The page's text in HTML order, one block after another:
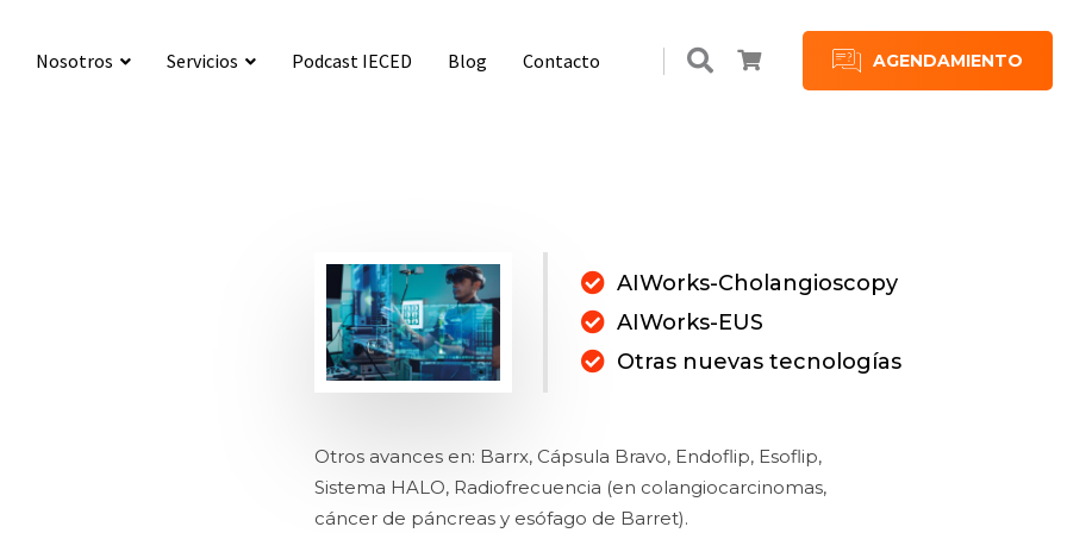
Nosotros Servicios Podcast IECED Blog Contacto AGENDAMIENTO
AIWorks-Cholangioscopy
AIWorks-EUS
Otras nuevas tecnologías
Otros avances en: Barrx, Cápsula Bravo, Endoflip, Esoflip,
Sistema HALO, Radiofrecuencia (en colangiocarcinomas,
cáncer de páncreas y esófago de Barret).